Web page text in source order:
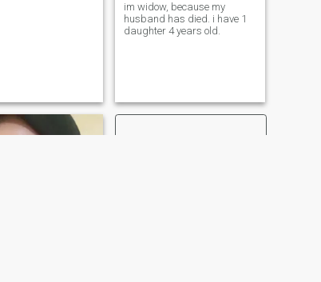
im widow, because my
husband has died. i have 1
daughter 4 years old.